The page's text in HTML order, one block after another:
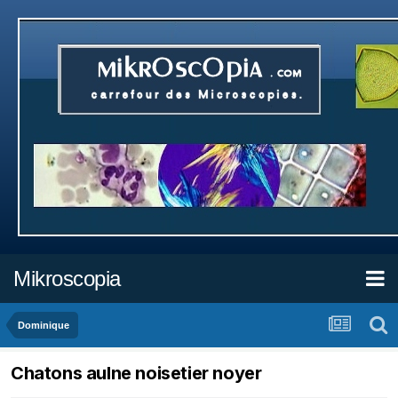
Mikroscopia
Dominique
Chatons aulne noisetier noyer